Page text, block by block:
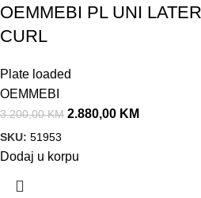
OEMMEBI PL UNI
CURL
Plate loaded
OEMMEBI
3.200,00KM 2.880,00 KM
SKU: 51953
Dodaj u korpu